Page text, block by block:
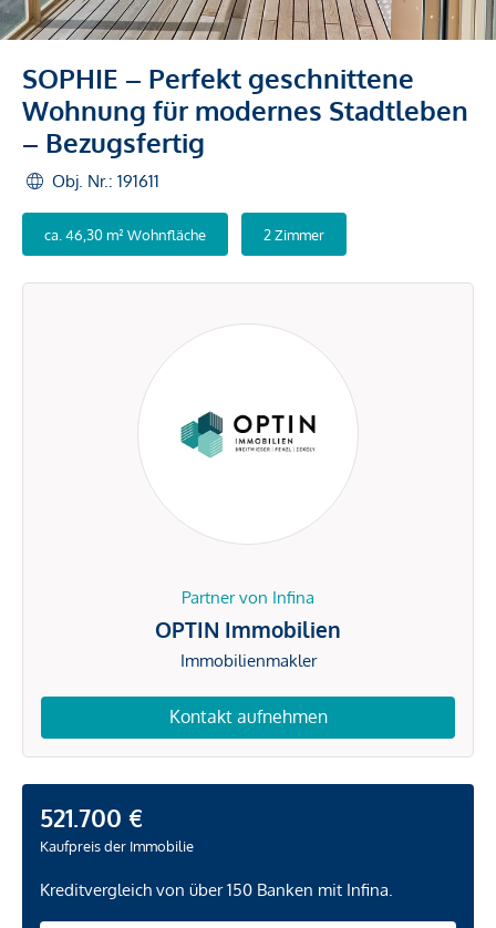
SOPHIE – Perfekt geschnittene
Wohnung für modernes Stadtleben
– Bezugsfertig
Obj. Nr.: 191611
ca. 46,30 m² Wohnfläche 2 Zimmer
Partner von Infina
OPTIN Immobilien
Immobilienmakler
Kontakt aufnehmen
521.700 €
Kaufpreis der Immobilie
Kreditvergleich von über 150 Banken mit Infina.